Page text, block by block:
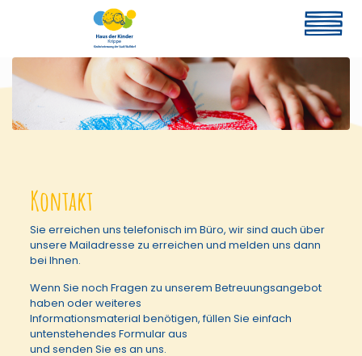
Kontakt
Sie erreichen uns telefonisch im Büro, wir sind auch über
unsere Mailadresse zu erreichen und melden uns dann
bei Ihnen.
Wenn Sie noch Fragen zu unserem Betreuungsangebot
haben oder weiteres
Informationsmaterial benötigen, füllen Sie einfach
untenstehendes Formular aus
und senden Sie es an uns.